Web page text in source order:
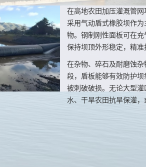
在高地农田加压灌溉管网
采用气动盾式橡胶坝作为
物。钢制刚性面板可在充
保持坝顶外形稳定，精准
在杂物、碎石及耐磨蚀杂
段，盾板能够有效防护
被刺破破损。无论大型灌
水、干旱农田抗旱保灌，